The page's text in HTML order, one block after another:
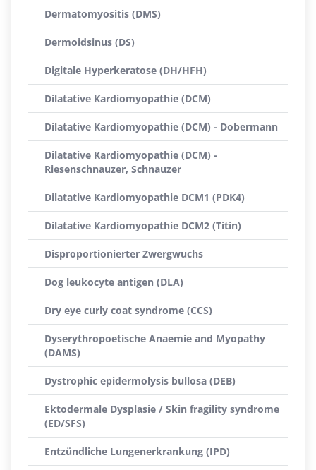
Dermatomyositis (DMS)
Dermoidsinus (DS)
Digitale Hyperkeratose (DH/HFH)
Dilatative Kardiomyopathie (DCM)
Dilatative Kardiomyopathie (DCM) - Dobermann
Dilatative Kardiomyopathie (DCM) -
Riesenschnauzer, Schnauzer
Dilatative Kardiomyopathie DCM1 (PDK4)
Dilatative Kardiomyopathie DCM2 (Titin)
Disproportionierter Zwergwuchs
Dog leukocyte antigen (DLA)
Dry eye curly coat syndrome (CCS)
Dyserythropoetische Anaemie and Myopathy
(DAMS)
Dystrophic epidermolysis bullosa (DEB)
Ektodermale Dysplasie / Skin fragility syndrome
(ED/SFS)
Entzündliche Lungenerkrankung (IPD)